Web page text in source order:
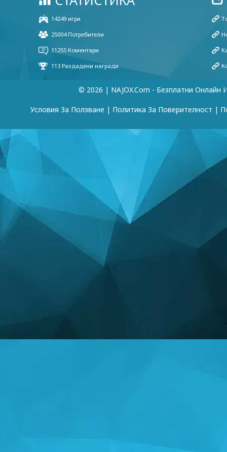
© 2026 | NAJOX.com - Безплатни Онлайн
Условия За Ползване | Политика За Поверителност |